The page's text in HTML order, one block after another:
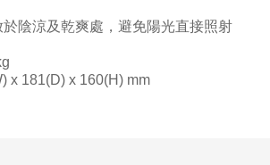
陰涼及乾爽處，避免陽光直接照射
x 181(D) x 160(H) mm